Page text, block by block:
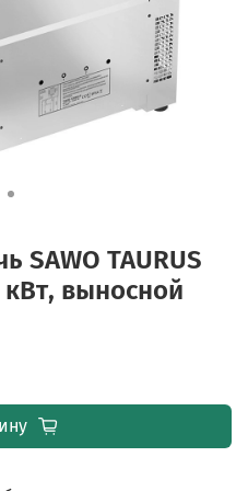
SAWO TAURUS
кВт, выносной